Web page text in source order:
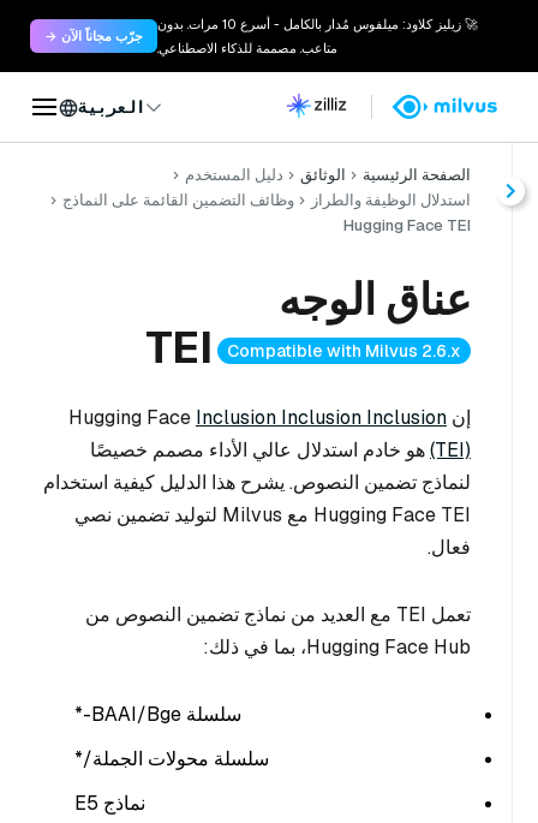
🚀 زيليز كلاود: ميلفوس مُدار بالكامل - أسرع 10 مرات. بدون
متاعب. مصممة للذكاء الاصطناعي.
جرّب مجاناً الآن →
العربية
الصفحة الرئيسية الوثائق
دليل المستخدم
استدلال الوظيفة والطراز
وظائف التضمين القائمة على النماذج
Hugging Face TEI
عناق الوجه
TEI
Compatible with Milvus 2.6.x
إن Hugging Face Inclusion Inclusion Inclusion
(TEI)هو خادم استدلال عالي الأداء مصمم خصيصًا
لنماذج تضمين النصوص. يشرح هذا الدليل كيفية استخدام
Hugging Face TEI مع Milvus لتوليد تضمين نصي
فعال.
تعمل TEI مع العديد من نماذج تضمين النصوص من
Hugging Face Hub، بما في ذلك:
سلسلة BAAI/Bge-*
سلسلة محولات الجملة/*
نماذج E5